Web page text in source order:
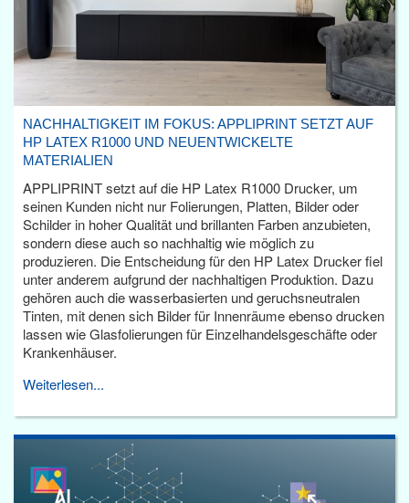
NACHHALTIGKEIT IM FOKUS: APPLIPRINT SETZT AUF
HP LATEX R1000 UND NEUENTWICKELTE
MATERIALIEN
APPLIPRINT setzt auf die HP Latex R1000 Drucker, um
seinen Kunden nicht nur Folierungen, Platten, Bilder oder
Schilder in hoher Qualität und brillanten Farben anzubieten,
sondern diese auch so nachhaltig wie möglich zu
produzieren. Die Entscheidung für den HP Latex Drucker fiel
unter anderem aufgrund der nachhaltigen Produktion. Dazu
gehören auch die wasserbasierten und geruchsneutralen
Tinten, mit denen sich Bilder für Innenräume ebenso drucken
lassen wie Glasfolierungen für Einzelhandelsgeschäfte oder
Krankenhäuser.
Weiterlesen...